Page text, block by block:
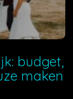
budget,
maken